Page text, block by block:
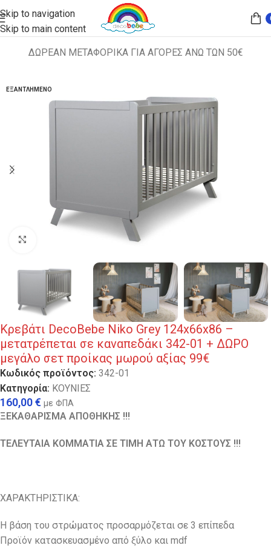
Skip to navigation
Skip to main content
ΔΩΡΕΑΝ ΜΕΤΑΦΟΡΙΚΑ ΓΙΑ ΑΓΟΡΕΣ ΑΝΩ ΤΩΝ 50€
Αρχική σελίδα ΚΡΕΒΑΤΙΑ ΚΟΥΝΙΕΣ
ΕΞΑΝΤΛΗΜΈΝΟ
Κλικ για μεγέθυνση
Κρεβάτι DecoBebe Niko Grey 124x66x86 –
μετατρέπεται σε καναπεδάκι 342-01 + ΔΩΡΟ
μεγάλο σετ προίκας μωρού αξίας 99€
Κωδικός προϊόντος: 342-01
Κατηγορία: ΚΟΥΝΙΕΣ
160,00€ με ΦΠΑ
ΞΕΚΑΘΑΡΙΣΜΑ ΑΠΟΘΗΚΗΣ !!!
ΤΕΛΕΥΤΑΙΑ ΚΟΜΜΑΤΙΑ ΣΕ ΤΙΜΗ ΑΤΩ ΤΟΥ ΚΟΣΤΟΥΣ !!!
ΧΑΡΑΚΤΗΡΙΣΤΙΚΑ:
Η βάση του στρώματος προσαρμόζεται σε 3 επίπεδα
Προϊόν κατασκευασμένο από ξύλο και mdf